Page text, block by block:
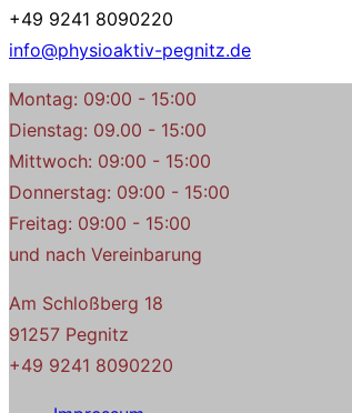
+49 9241 8090220
info@physioaktiv-pegnitz.de
Montag: 09:00 - 15:00
Dienstag: 09.00 - 15:00
Mittwoch: 09:00 - 15:00
Donnerstag: 09:00 - 15:00
Freitag: 09:00 - 15:00
und nach Vereinbarung
Am Schloßberg 18
91257 Pegnitz
+49 9241 8090220